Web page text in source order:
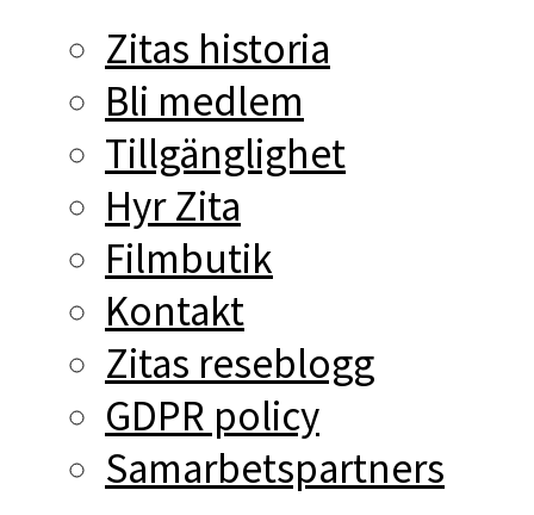
Zitas historia
Bli medlem
Tillgänglighet
Hyr Zita
Filmbutik
Kontakt
Zitas reseblogg
GDPR policy
Samarbetspartners